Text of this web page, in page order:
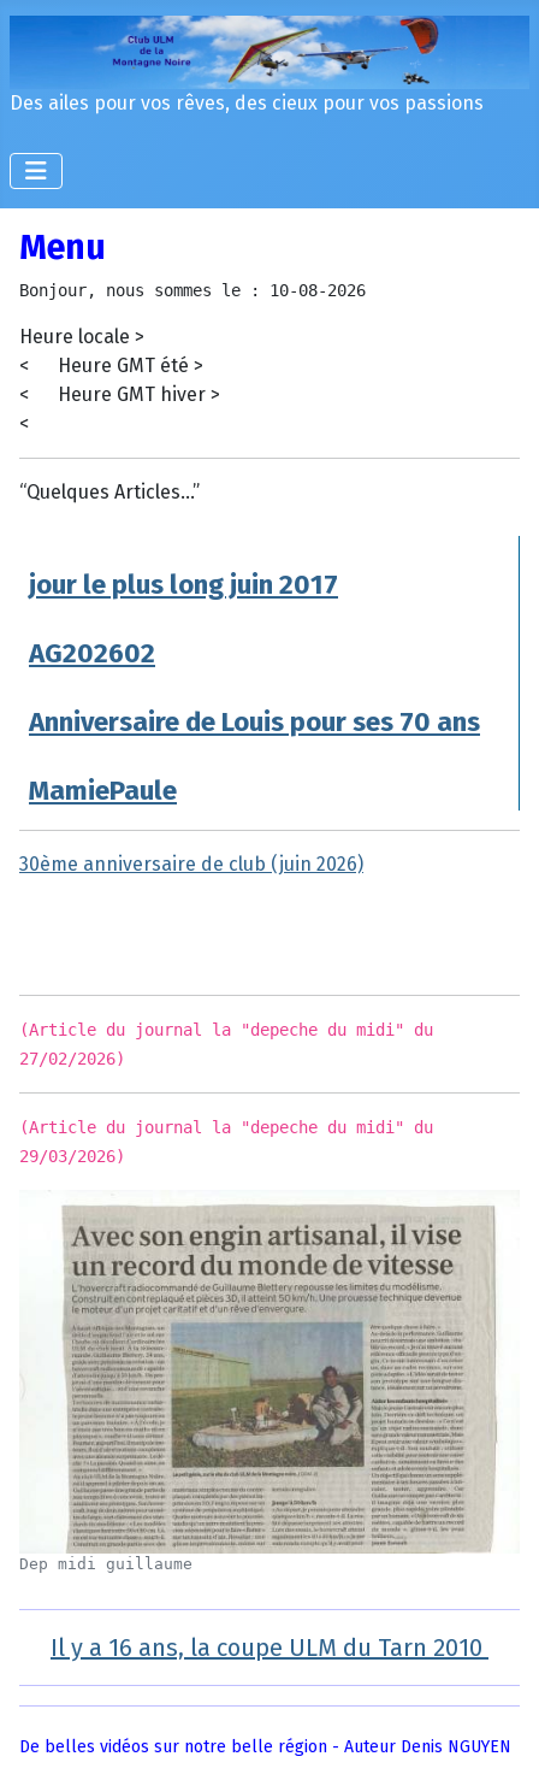
Des ailes pour vos rêves, des cieux pour vos passions
Menu
Bonjour, nous sommes le : 10-08-2026
Heure locale >
< Heure GMT été >
< Heure GMT hiver >
<
“Quelques Articles...”
jour le plus long juin 2017
AG202602
Anniversaire de Louis pour ses 70 ans
MamiePaule
30ème anniversaire de club (juin 2026)
(Article du journal la "depeche du midi" du
27/02/2026)
(Article du journal la "depeche du midi" du
29/03/2026)
Dep midi guillaume
Il y a 16 ans, la coupe ULM du Tarn 2010
De belles vidéos sur notre belle région - Auteur Denis NGUYEN